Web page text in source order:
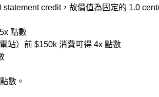
credit，故價值為固定的 1.0
點數
站）前 $150k 消費可得 4x 點數
數。